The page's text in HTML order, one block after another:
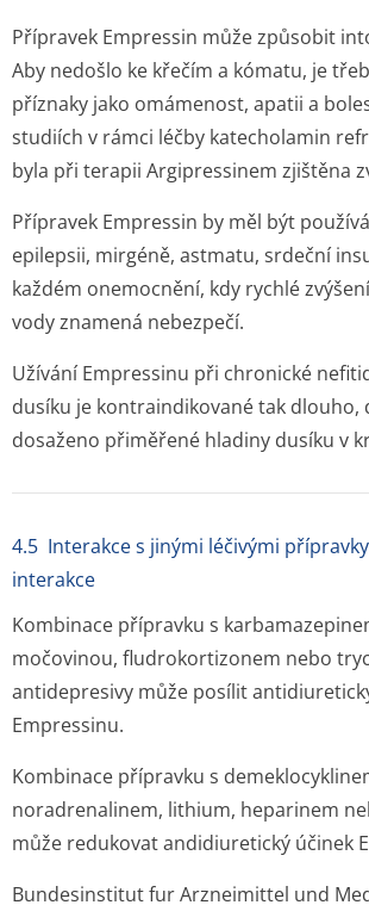
Přípravek Empressin může způsobit
Aby nedošlo ke křečím a kómatu, je
příznaky jako omámenost, apatii a
studiích v rámci léčby katecholamin
byla při terapii Argipressinem zjištěna
Přípravek Empressin by měl být
epilepsii, mirgéně, astmatu, srdeční
každém onemocnění, kdy rychlé
vody znamená nebezpečí.
Užívání Empressinu při chronické
dusíku je kontraindikované tak dlouho,
dosaženo přiměřené hladiny dusíku v
4.5 Interakce s jinými léčivými
interakce
Kombinace přípravku s
močovinou, fludrokortizonem nebo
antidepresivy může posílit
Empressinu.
Kombinace přípravku s
noradrenalinem, lithium, heparinem
může redukovat andidiuretický účinek
Bundesinstitut fur Arzneimittel und